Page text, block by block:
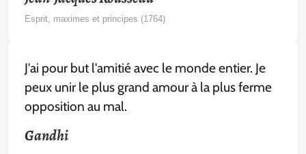
Esprit, maximes et principes (1764)
J'ai pour but l'amitié avec le monde entier. Je
peux unir le plus grand amour à la plus ferme
opposition au mal.
Gandhi